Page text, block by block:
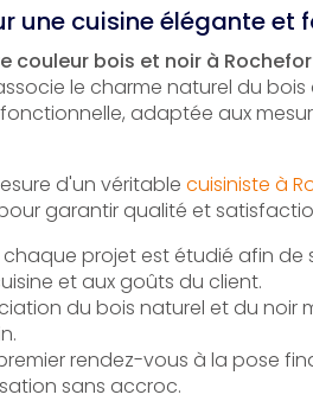
une cuisine élégante et
couleur bois et noir à
le charme naturel du
adaptée aux
d'un véritable cuisiniste à
garantir qualité et
projet est étudié afin de
et aux goûts du client.
du bois naturel et du noir
rendez-vous à la pose
sans accroc.